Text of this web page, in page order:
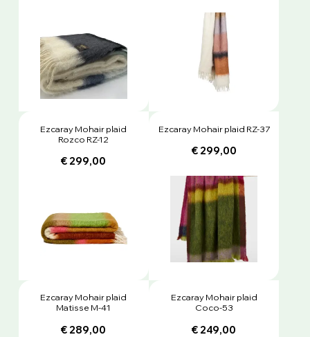
Ezcaray Mohair plaid
Rozco RZ-12
€ 299,00
Ezcaray Mohair plaid RZ-37
€ 299,00
Ezcaray Mohair plaid
Matisse M-41
€ 289,00
Ezcaray Mohair plaid
Coco-53
€ 249,00